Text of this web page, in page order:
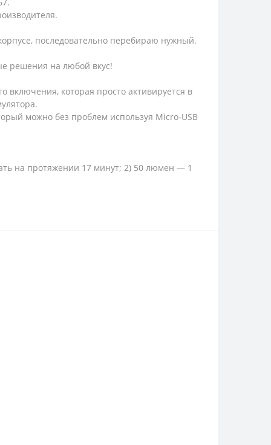
последовательно перебираю нужный.
решения на любой вкус!
которая просто активируется в
можно без проблем используя Micro-USB
на протяжении 17 минут; 2) 50 люмен — 1